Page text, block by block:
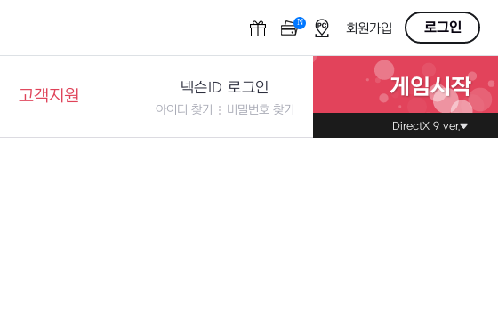
N OFF회원가입 로그인
고객지원
문의하기
넥슨ID 로그인
아이디 찾기 비밀번호 찾기
게임시작
DirectX 9 ver.